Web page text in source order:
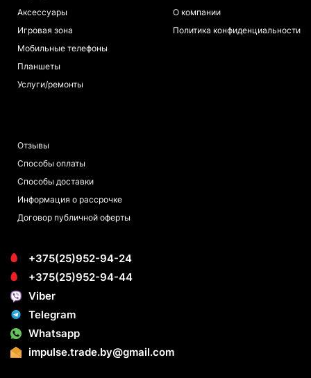
Аксессуары
Игровая зона
Мобильные телефоны
Планшеты
Услуги/ремонты
О компании
Политика конфиденциальности
Отзывы
Способы оплаты
Способы доставки
Информация о рассрочке
Договор публичной оферты
+375(25)952-94-24
+375(25)952-94-44
Viber
Telegram
Whatsapp
impulse.trade.by@gmail.com